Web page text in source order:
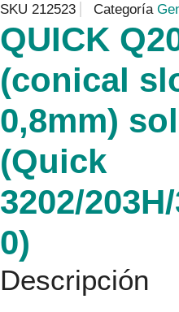
SKU 212523 Categoría
QUICK
(conical
0,8mm)
(Quick
3202/
0)
Descripción